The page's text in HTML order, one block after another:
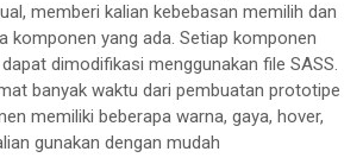
memberi kalian kebebasan memilih dan
komponen yang ada. Setiap komponen
dimodifikasi menggunakan file SASS.
banyak waktu dari pembuatan prototipe
memiliki beberapa warna, gaya, hover,
gunakan dengan mudah